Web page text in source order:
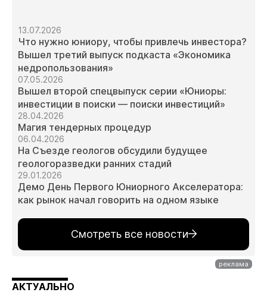
13.07.2026
Что нужно юниору, чтобы привлечь инвестора?
Вышел третий выпуск подкаста «Экономика
недропользования»
07.05.2026
Вышел второй спецвыпуск серии «Юниоры:
инвестиции в поиски — поиски инвестиций»
28.04.2026
Магия тендерных процедур
06.04.2026
На Съезде геологов обсудили будущее
геологоразведки ранних стадий
29.01.2026
Демо День Первого Юниорного Акселератора:
как рынок начал говорить на одном языке
Смотреть все новости
АКТУАЛЬНО